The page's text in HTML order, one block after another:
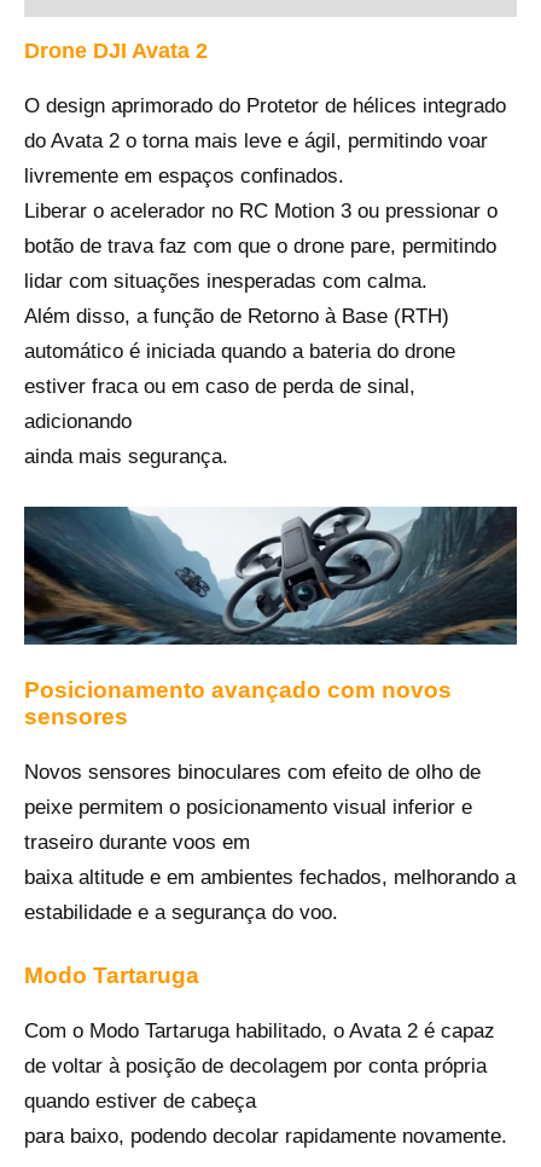
Drone DJI Avata 2
O design aprimorado do Protetor de hélices integrado
do Avata 2 o torna mais leve e ágil, permitindo voar
livremente em espaços confinados.
Liberar o acelerador no RC Motion 3 ou pressionar o
botão de trava faz com que o drone pare, permitindo
lidar com situações inesperadas com calma.
Além disso, a função de Retorno à Base (RTH)
automático é iniciada quando a bateria do drone
estiver fraca ou em caso de perda de sinal,
adicionando
ainda mais segurança.
Posicionamento avançado com novos
sensores
Novos sensores binoculares com efeito de olho de
peixe permitem o posicionamento visual inferior e
traseiro durante voos em
baixa altitude e em ambientes fechados, melhorando a
estabilidade e a segurança do voo.
Modo Tartaruga
Com o Modo Tartaruga habilitado, o Avata 2 é capaz
de voltar à posição de decolagem por conta própria
quando estiver de cabeça
para baixo, podendo decolar rapidamente novamente.